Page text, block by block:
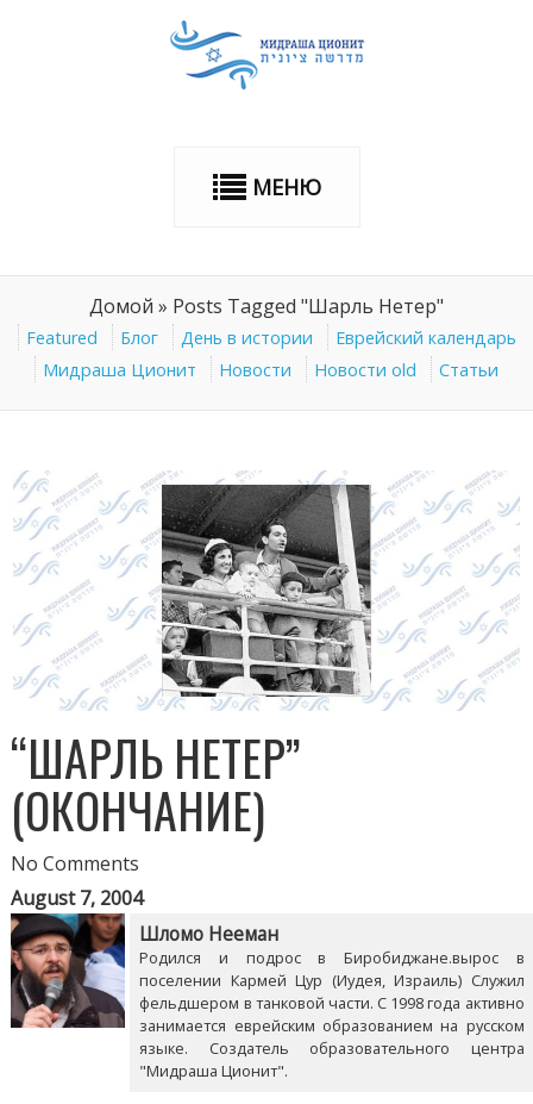
МЕНЮ
Домой » Posts Tagged "Шарль Нетер"
Featured Блог День в истории
Еврейский календарь
Мидраша Ционит
Новости Новости old Статьи
“ШАРЛЬ НЕТЕР”
(ОКОНЧАНИЕ)
No Comments
August 7, 2004
Шломо Нееман
Родился и подрос в Биробиджане.вырос в
поселении Кармей Цур (Иудея, Израиль) Служил
фельдшером в танковой части. С 1998 года активно
занимается еврейским образованием на русском
языке. Создатель образовательного центра
"Мидраша Ционит".